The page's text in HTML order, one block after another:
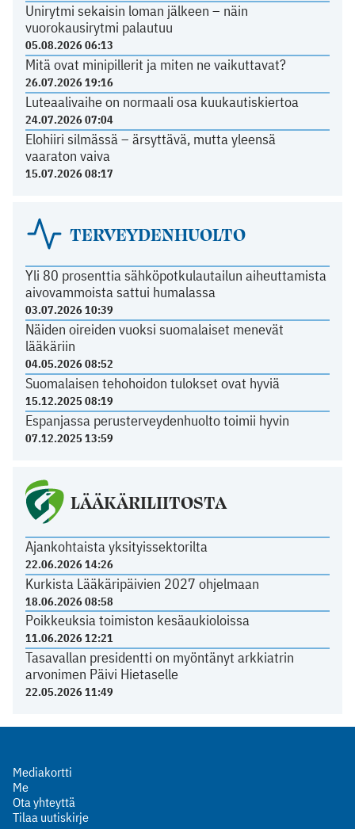
Unirytmi sekaisin loman jälkeen – näin
vuorokausirytmi palautuu
05.08.2026 06:13
Mitä ovat minipillerit ja miten ne vaikuttavat?
26.07.2026 19:16
Luteaalivaihe on normaali osa kuukautiskiertoa
24.07.2026 07:04
Elohiiri silmässä – ärsyttävä, mutta yleensä
vaaraton vaiva
15.07.2026 08:17
TERVEYDENHUOLTO
Yli 80 prosenttia sähköpotkulautailun aiheuttamista
aivovammoista sattui humalassa
03.07.2026 10:39
Näiden oireiden vuoksi suomalaiset menevät
lääkäriin
04.05.2026 08:52
Suomalaisen tehohoidon tulokset ovat hyviä
15.12.2025 08:19
Espanjassa perusterveydenhuolto toimii hyvin
07.12.2025 13:59
LÄÄKÄRILIITOSTA
Ajankohtaista yksityissektorilta
22.06.2026 14:26
Kurkista Lääkäripäivien 2027 ohjelmaan
18.06.2026 08:58
Poikkeuksia toimiston kesäaukioloissa
11.06.2026 12:21
Tasavallan presidentti on myöntänyt arkkiatrin
arvonimen Päivi Hietaselle
22.05.2026 11:49
Mediakortti
Me
Ota yhteyttä
Tilaa uutiskirje